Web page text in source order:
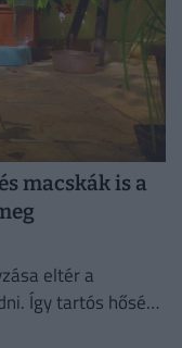
macskák is a
eltér a
Így tartós hőség